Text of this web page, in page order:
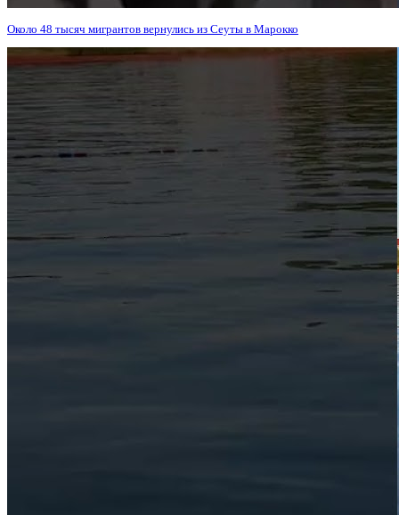
Около 48 тысяч мигрантов вернулись из Сеуты в Марокко